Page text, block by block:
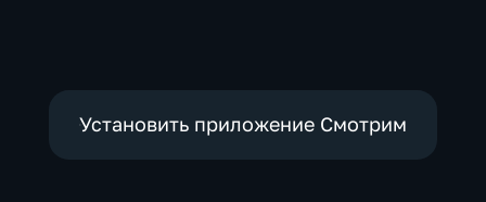
Установить приложение Смотрим